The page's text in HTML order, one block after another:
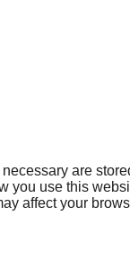
are
you use this
affect your